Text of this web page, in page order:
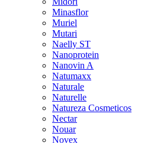
Minasflor
Muriel
Mutari
Naelly ST
Nanoprotein
Nanovin A
Natumaxx
Naturale
Naturelle
Natureza Cosmeticos
Nectar
Nouar
Novex